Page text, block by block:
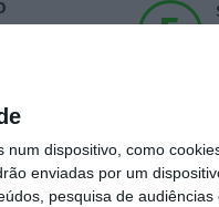
dispositivo, como
enviadas por um
pesquisa de audiências